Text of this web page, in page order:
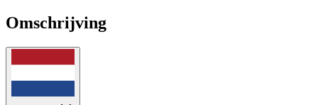
Omschrijving